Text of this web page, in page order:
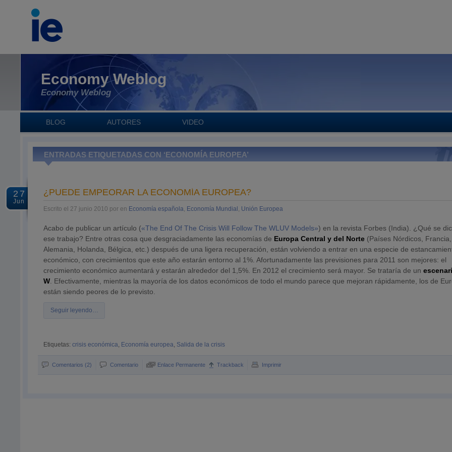
Economy Weblog
Economy Weblog
BLOG AUTORES VIDEO
ENTRADAS ETIQUETADAS CON ‘ECONOMÍA EUROPEA’
27
Jun
¿PUEDE EMPEORAR LA ECONOMÍA EUROPEA?
Escrito el 27 junio 2010 por en Economía española, Economía Mundial , Unión Europea
Acabo de publicar un artículo («The End Of The Crisis Will Follow The WLUV Models») en la revista Forbes (India). ¿Qué se
ese trabajo? Entre otras cosa que desgraciadamente las economías de Europa Central y del Norte (Países Nórdicos, Francia,
Alemania, Holanda, Bélgica, etc.) después de una ligera recuperación, están volviendo a entrar en una especie de
económico, con crecimientos que este año estarán entorno al 1%. Afortunadamente las previsiones para 2011 son mejores: el
crecimiento económico aumentará y estarán alrededor del 1,5%. En 2012 el crecimiento será mayor. Se trataría de un
W . Efectivamente, mientras la mayoría de los datos económicos de todo el mundo parece que mejoran rápidamente, los de
están siendo peores de lo previsto.
Seguir leyendo…
Etiquetas:crisis económica, Economía europea, Salida de la crisis
Comentarios (2) Comentario Enlace Permanente Trackback Imprimir